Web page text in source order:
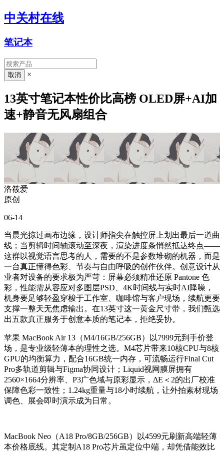
中关村在线
笔记本
×
13英寸笔记本性价比高榜 OLED屏+AI加
速+静音无风扇组合
洛筱爱
原创
06-14
当晨光掠过画布边缘，设计师指尖在触控屏上划出最后一道曲
线；当剪辑时间轴滚动至深夜，渲染进度条悄然抵达终点——
这群以视觉语言思考的人，需要的不是参数堆砌的机器，而是
一台真正懂得色彩、节奏与自由呼吸的创作伙伴。创意设计从
业者对设备的要求极为严苛：屏幕必须精准还原 Pantone 色
彩，性能需从容应对多图层PSD、4K时间线与实时AI降噪，
机身要足够轻盈穿梭于工作室、咖啡馆与客户现场，续航更要
支撑一整天无焦虑输出。在13英寸这一黄金尺寸带，我们甄选
出五款真正服务于创意本质的笔记本，拒绝妥协。
苹果 MacBook Air 13（M4/16GB/256GB）以7999元到手价登
场，是专业级轻薄本的理性之选。M4芯片带来10核CPU与8核
GPU的均衡算力，配合16GB统一内存，可流畅运行Final Cut
Pro多轨道剪辑与Figma协同设计；Liquid视网膜屏拥有
2560×1664分辨率、P3广色域与原彩显示，ΔE＜2的出厂校准
保障色彩一致性；1.24kg重量与18小时续航，让外拍素材现场
调色、展会即时演示成为日常。
MacBook Neo（A18 Pro/8GB/256GB）以4599元刷新高端轻薄
本价格底线。其定制A18 Pro芯片虽定位中端，却凭借能效比